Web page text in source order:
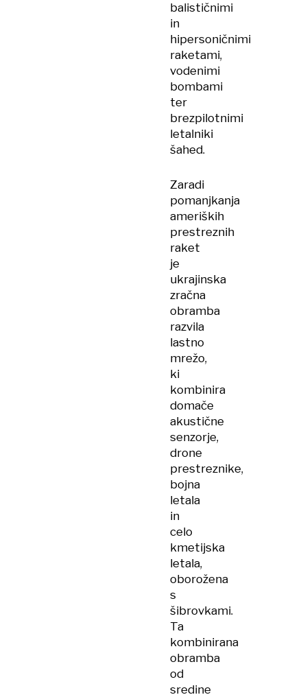
balističnimi
in
hipersoničnimi
raketami,
vodenimi
bombami
ter
brezpilotnimi
letalniki
šahed.
Zaradi
pomanjkanja
ameriških
prestreznih
raket
je
ukrajinska
zračna
obramba
razvila
lastno
mrežo,
ki
kombinira
domače
akustične
senzorje,
drone
prestreznike,
bojna
letala
in
celo
kmetijska
letala,
oborožena
s
šibrovkami.
Ta
kombinirana
obramba
od
sredine